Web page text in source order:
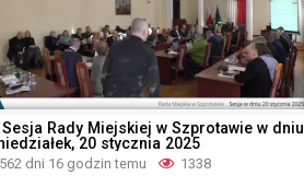
Sesja Rady Miejskiej w Szprotawie w dniu
20 stycznia 2025
562 dni 16 godzin temu 1338